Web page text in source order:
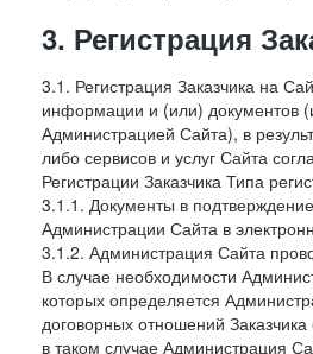
3. Регистрация
3.1. Регистрация Заказчика на
информации и (или) документов
Администрацией Сайта), в
либо сервисов и услуг Сайта
Регистрации Заказчика Типа
3.1.1. Документы в
Администрации Сайта в
3.1.2. Администрация Сайта
В случае необходимости
которых определяется
договорных отношений
в таком случае Администрация